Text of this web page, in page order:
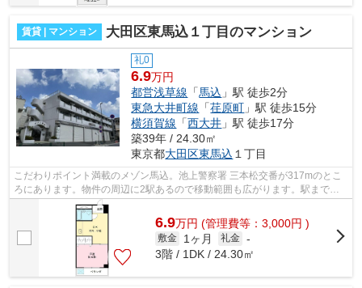
賃貸 | マンション 大田区東馬込１丁目のマンション
礼0
6.9万円
都営浅草線 「馬込 」駅 徒歩2分
東急大井町線 「荏原町 」駅 徒歩15分
横須賀線 「西大井 」駅 徒歩17分
築39年 / 24.30㎡
東京都大田区東馬込 １丁目
こだわりポイント満載のメゾン馬込。池上警察署 三本松交番が317mのとこ
ろにあります。物件の周辺に2駅あるので移動範囲も広がります。駅まで徒
歩2分の立地が魅力的な、利便性の高い物...
6.9万円 (管理費等：3,000円 )
敷金 1ヶ月 礼金 -
3階 / 1DK / 24.30㎡